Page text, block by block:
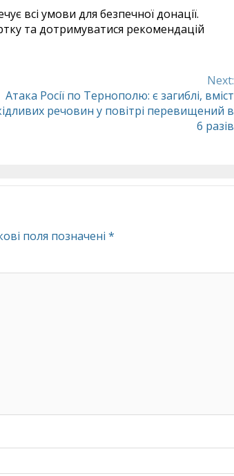
всі умови для безпечної донації.
та дотримуватися рекомендацій
Next:
Атака Росії по Тернополю: є загиблі, вміст
речовин у повітрі перевищений в
6 разів
поля позначені *